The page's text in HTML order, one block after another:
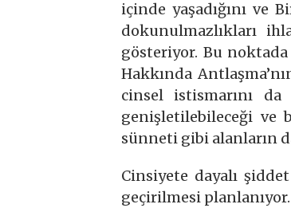
içinde yaşadığını ve
dokunulmazlıkları
gösteriyor. Bu noktada
Hakkında
cinsel istismarını da
genişletilebileceği ve
sünneti gibi alanların
Cinsiyete dayalı
geçirilmesi